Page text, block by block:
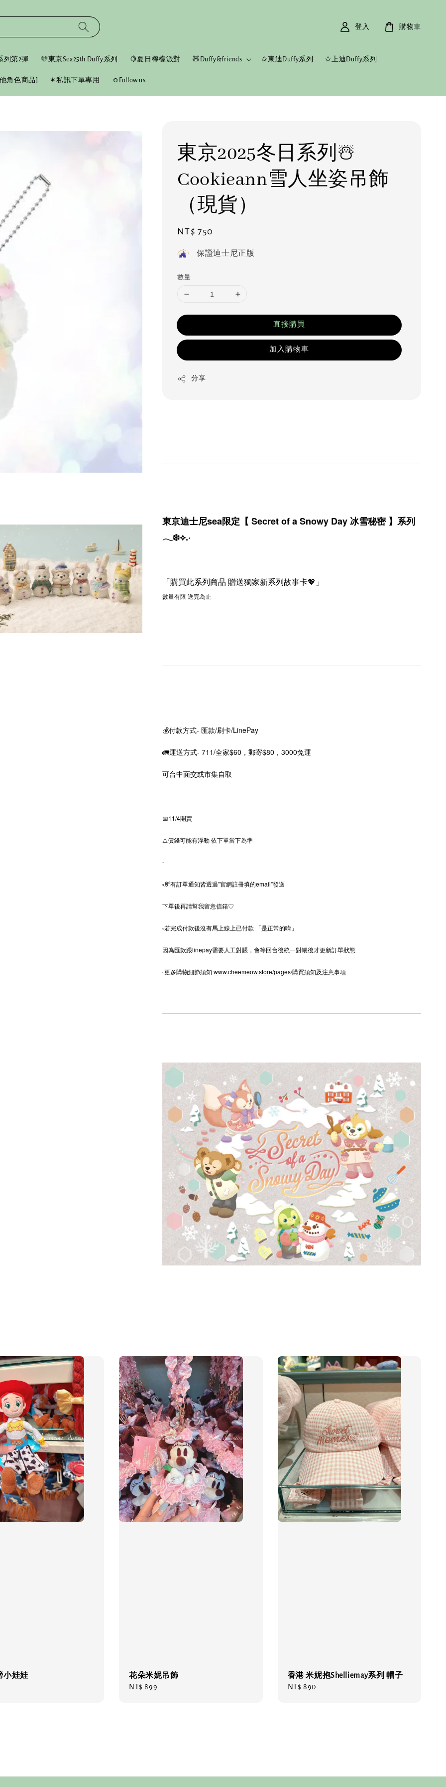
列第2彈 🩵東京Sea25th Duffy系列 🍋夏日檸檬派對 🧸Duffy&friends ✩東迪Duffy系列 ✩上迪Duffy系列
角色商品] ✶私訊下單專用 ☺︎Follow us
登入 購物車
東京2025冬日系列☃️
Cookieann雪人坐姿吊飾
（現貨）
Regular
price
NT$ 750
保證迪士尼正版
數量
直接購買
加入購物車
分享
東京迪士尼sea限定【 Secret of a Snowy Day 冰雪秘密 】系列︎︎
𓂃❄️⟡.·⁡
「購買此系列商品 贈送獨家新系列故事卡💖」
數量有限 送完為止
💰付款方式- 匯款/刷卡/LinePay
🚛運送方式- 711/全家$60，郵寄$80，3000免運
可台中面交或市集自取
📅11/4開賣
⚠️價錢可能有浮動 依下單當下為準
-
▫️所有訂單通知皆透過”官網註冊填的email”發送
下單後再請幫我留意信箱♡
⁡▫️若完成付款後沒有馬上線上已付款 「是正常的唷」
因為匯款跟linepay需要人工對賬，會等回台後統一對帳後才更新訂單狀態
▫️更多購物細節須知www.cheemeow.store/pages/購買須知及注意事項
小娃娃
花朵米妮吊飾
Regular
NT$ 899
香港 米妮抱Shelliemay系列 帽子
Regular
NT$ 890